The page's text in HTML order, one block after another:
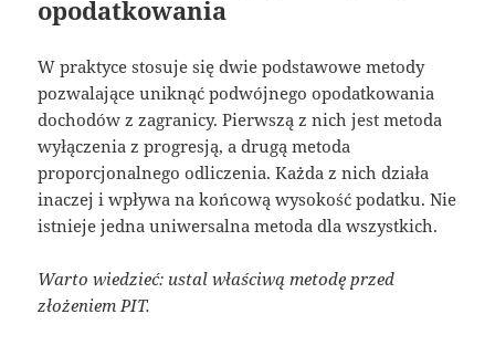
opodatkowania
W praktyce stosuje się dwie podstawowe metody
pozwalające uniknąć podwójnego opodatkowania
dochodów z zagranicy. Pierwszą z nich jest metoda
wyłączenia z progresją, a drugą metoda
proporcjonalnego odliczenia. Każda z nich działa
inaczej i wpływa na końcową wysokość podatku. Nie
istnieje jedna uniwersalna metoda dla wszystkich.
Warto wiedzieć: ustal właściwą metodę przed
złożeniem PIT.